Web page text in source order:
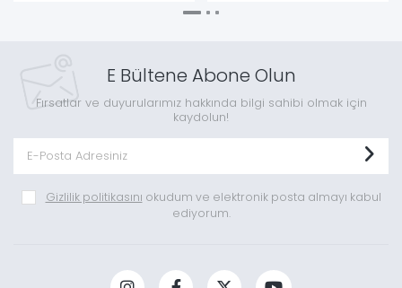
E Bültene Abone Olun
Fırsatlar ve duyurularımız hakkında bilgi sahibi olmak için
kaydolun!
Gizlilik politikasını okudum ve elektronik posta almayı kabul
ediyorum.